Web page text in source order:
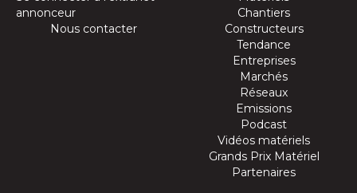
annonceur
Nous contacter
Chantiers
Constructeurs
Tendance
Entreprises
Marchés
Réseaux
Emissions
Podcast
Vidéos matériels
Grands Prix Matériel
Partenaires